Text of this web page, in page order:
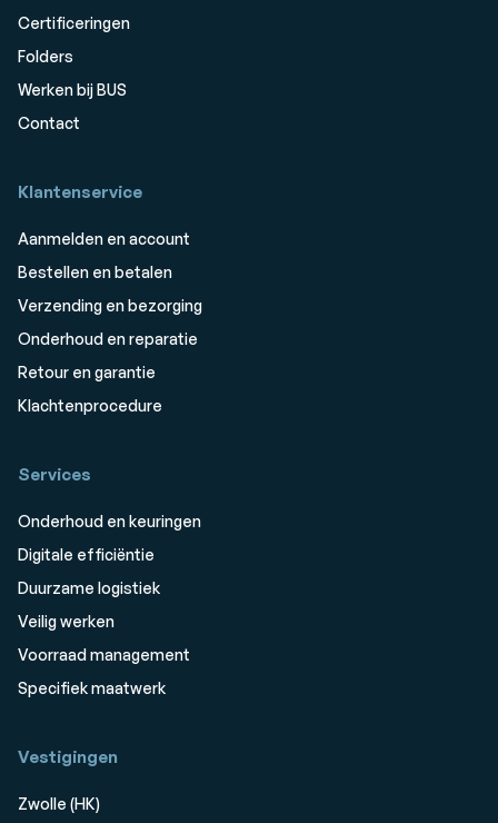
Certificeringen
Folders
Werken bij BUS
Contact
Klantenservice
Aanmelden en account
Bestellen en betalen
Verzending en bezorging
Onderhoud en reparatie
Retour en garantie
Klachtenprocedure
Services
Onderhoud en keuringen
Digitale efficiëntie
Duurzame logistiek
Veilig werken
Voorraad management
Specifiek maatwerk
Vestigingen
Zwolle (HK)